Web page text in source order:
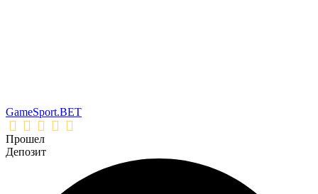
GameSport.BET
Прошел
Депозит